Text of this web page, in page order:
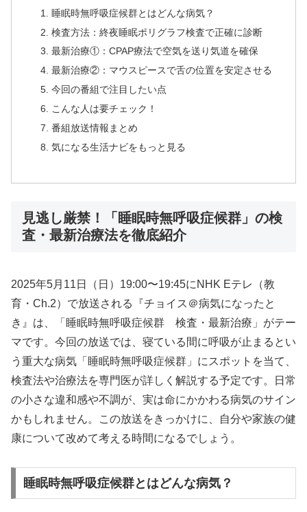
睡眠時無呼吸症候群とはどんな病気？
検査方法：終夜睡眠ポリグラフ検査で正確に診断
最新治療①：CPAP療法で空気を送り気道を確保
最新治療②：マウスピースで舌の位置を安定させる
今回の番組で注目したい点
こんな人は要チェック！
番組放送情報まとめ
気になる生活ナビをもっと見る
見逃し厳禁！「睡眠時無呼吸症候群」の検
査・最新治療法を徹底紹介
2025年5月11日（日）19:00〜19:45にNHK Eテレ（教
育・Ch.2）で放送される『チョイス＠病気になったと
き』は、「睡眠時無呼吸症候群 検査・最新治療」がテー
マです。今回の放送では、寝ている間に呼吸が止まるとい
う重大な病気「睡眠時無呼吸症候群」にスポットを当て、
検査法や治療法を専門医が詳しく解説する予定です。日常
の小さな違和感や不調が、実は命にかかわる病気のサイン
かもしれません。この放送をきっかけに、自分や家族の健
康について改めて考える時間になるでしょう。
睡眠時無呼吸症候群とはどんな病気？